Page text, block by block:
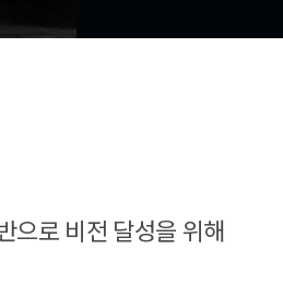
으로 비전 달성을 위해